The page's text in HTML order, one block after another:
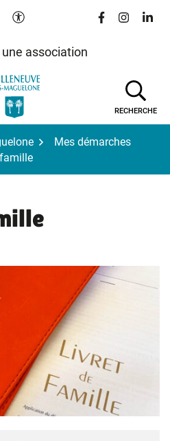
Paramètres d'accessibilité
Lien vers le
Lien vers
Lien
association
RECHERCHE
Mes démarches